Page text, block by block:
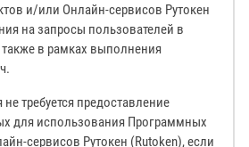
и/или Онлайн-сервисов Рутокен
на запросы пользователей в
в рамках выполнения
требуется предоставление
для использования Программных
сервисов Рутокен (Rutoken), если